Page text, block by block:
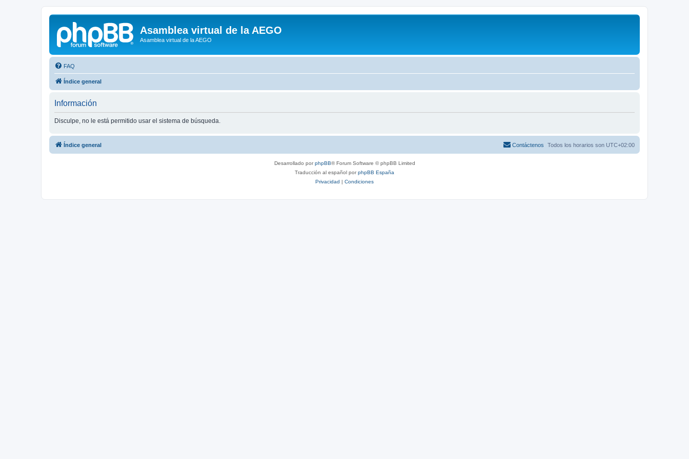
Asamblea virtual de la AEGO
Asamblea virtual de la AEGO
FAQ
Índice general
Información
Disculpe, no le está permitido usar el sistema de búsqueda.
Índice general Todos los horarios son UTC+02:00
Contáctenos
Desarrollado porphpBB® Forum Software © phpBB Limited
Traducción al español porphpBB España
Privacidad | Condiciones